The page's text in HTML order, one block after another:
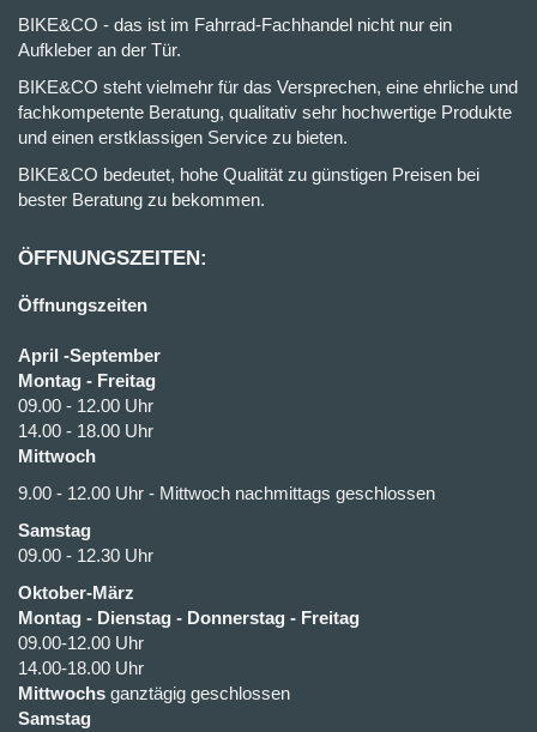
BIKE&CO - das ist im Fahrrad-Fachhandel nicht nur ein
Aufkleber an der Tür.
BIKE&CO steht vielmehr für das Versprechen, eine ehrliche und
fachkompetente Beratung, qualitativ sehr hochwertige Produkte
und einen erstklassigen Service zu bieten.
BIKE&CO bedeutet, hohe Qualität zu günstigen Preisen bei
bester Beratung zu bekommen.
ÖFFNUNGSZEITEN:
Öffnungszeiten
April -September
Montag - Freitag
09.00 - 12.00 Uhr
14.00 - 18.00 Uhr
Mittwoch
9.00 - 12.00 Uhr - Mittwoch nachmittags geschlossen
Samstag
09.00 - 12.30 Uhr
Oktober-März
Montag - Dienstag - Donnerstag - Freitag
09.00-12.00 Uhr
14.00-18.00 Uhr
Mittwochs ganztägig geschlossen
Samstag